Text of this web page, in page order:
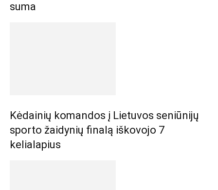
suma
Kėdainių komandos į Lietuvos seniūnijų
sporto žaidynių finalą iškovojo 7
kelialapius